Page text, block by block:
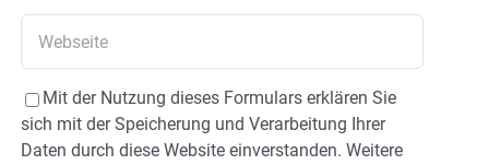
Mit der Nutzung dieses Formulars erklären Sie
sich mit der Speicherung und Verarbeitung Ihrer
Daten durch diese Website einverstanden. Weitere